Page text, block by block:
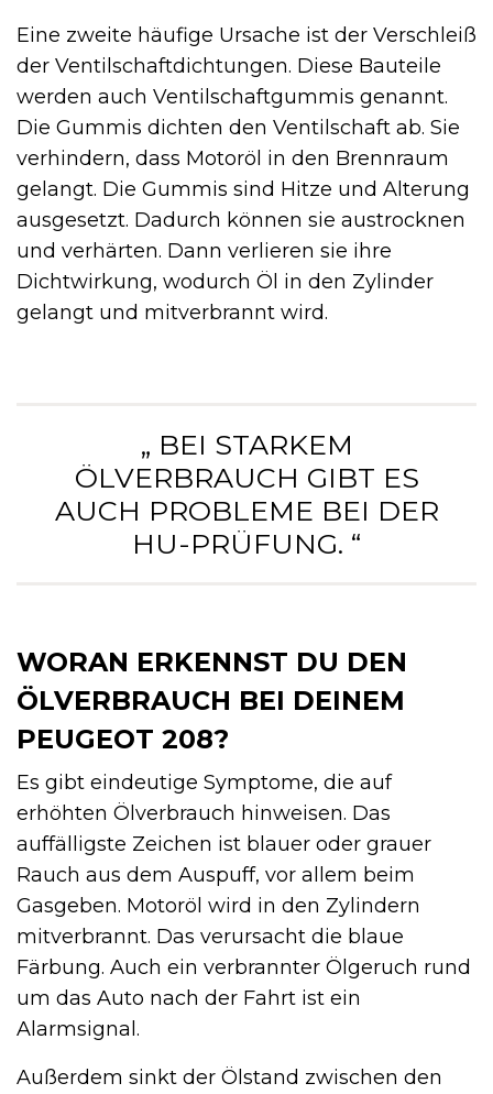
Eine zweite häufige Ursache ist der Verschleiß
der Ventilschaftdichtungen. Diese Bauteile
werden auch Ventilschaft­gummis genannt.
Die Gummis dichten den Ventilschaft ab. Sie
verhindern, dass Motoröl in den Brennraum
gelangt. Die Gummis sind Hitze und Alterung
ausgesetzt. Dadurch können sie austrocknen
und verhärten. Dann verlieren sie ihre
Dichtwirkung, wodurch Öl in den Zylinder
gelangt und mitverbrannt wird.
„ BEI STARKEM
ÖLVERBRAUCH GIBT ES
AUCH PROBLEME BEI DER
HU-PRÜFUNG. “
WORAN ERKENNST DU DEN
ÖLVERBRAUCH BEI DEINEM
PEUGEOT 208?
Es gibt eindeutige Symptome, die auf
erhöhten Ölverbrauch hinweisen. Das
auffälligste Zeichen ist blauer oder grauer
Rauch aus dem Auspuff, vor allem beim
Gasgeben. Motoröl wird in den Zylindern
mitverbrannt. Das verursacht die blaue
Färbung. Auch ein verbrannter Ölgeruch rund
um das Auto nach der Fahrt ist ein
Alarmsignal.
Außerdem sinkt der Ölstand zwischen den